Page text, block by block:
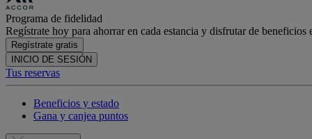
Programa de fidelidad
Regístrate hoy para ahorrar en cada estancia y disfrutar de beneficios
Regístrate gratis
INICIO DE SESIÓN
Tus reservas
Beneficios y estado
Gana y canjea puntos